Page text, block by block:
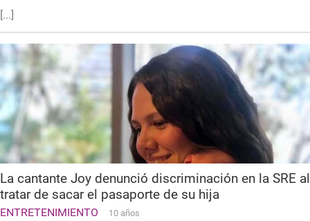
[...]
La cantante Joy denunció discriminación en la SRE al
tratar de sacar el pasaporte de su hija
ENTRETENIMIENTO 10 años